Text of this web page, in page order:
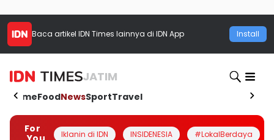
Baca artikel IDN Times lainnya di IDN App Install
JATIM
HomeFoodNewsSportTravel
For
Iklanin di IDN INSIDENESIA #LokalBerdaya